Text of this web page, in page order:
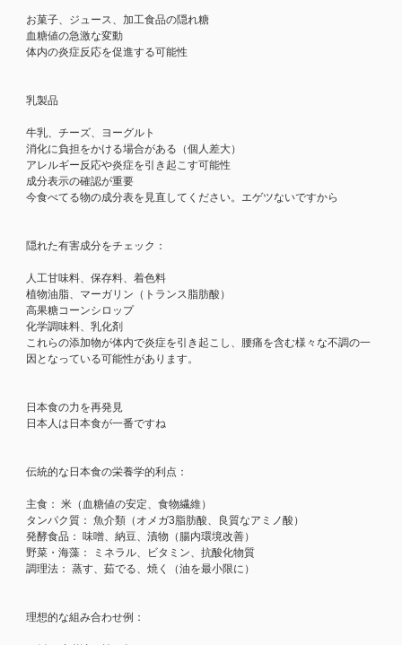
お菓子、ジュース、加工食品の隠れ糖
血糖値の急激な変動
体内の炎症反応を促進する可能性
乳製品
牛乳、チーズ、ヨーグルト
消化に負担をかける場合がある（個人差大）
アレルギー反応や炎症を引き起こす可能性
成分表示の確認が重要
今食べてる物の成分表を見直してください。エゲツないですから
隠れた有害成分をチェック：
人工甘味料、保存料、着色料
植物油脂、マーガリン（トランス脂肪酸）
高果糖コーンシロップ
化学調味料、乳化剤
これらの添加物が体内で炎症を引き起こし、腰痛を含む様々な不調の一
因となっている可能性があります。
日本食の力を再発見
日本人は日本食が一番ですね
伝統的な日本食の栄養学的利点：
主食： 米（血糖値の安定、食物繊維）
タンパク質： 魚介類（オメガ3脂肪酸、良質なアミノ酸）
発酵食品： 味噌、納豆、漬物（腸内環境改善）
野菜・海藻： ミネラル、ビタミン、抗酸化物質
調理法： 蒸す、茹でる、焼く（油を最小限に）
理想的な組み合わせ例：